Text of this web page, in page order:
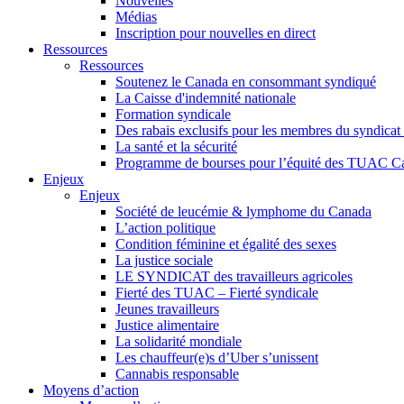
Médias
Inscription pour nouvelles en direct
Ressources
Ressources
Soutenez le Canada en consommant syndiqué
La Caisse d'indemnité nationale
Formation syndicale
Des rabais exclusifs pour les membres du
La santé et la sécurité
Programme de bourses pour l’équité des TUAC
Enjeux
Enjeux
Société de leucémie & lymphome du Canada
L’action politique
Condition féminine et égalité des sexes
La justice sociale
LE SYNDICAT des travailleurs agricoles
Fierté des TUAC – Fierté syndicale
Jeunes travailleurs
Justice alimentaire
La solidarité mondiale
Les chauffeur(e)s d’Uber s’unissent
Cannabis responsable
Moyens d’action